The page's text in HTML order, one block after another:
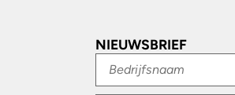
NIEUWSBRIEF